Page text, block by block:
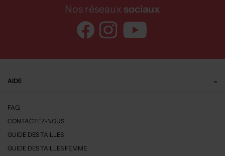
Nos réseaux sociaux
AIDE
FAQ
CONTACTEZ-NOUS
GUIDE DES TAILLES
GUIDE DES TAILLES FEMME